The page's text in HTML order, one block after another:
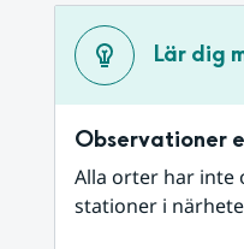
Lär dig
Observationer
Alla orter har inte
stationer i